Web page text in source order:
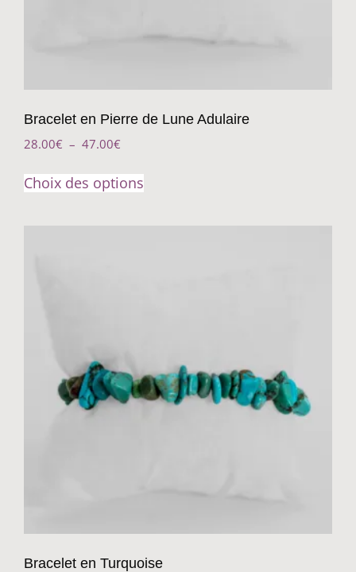
Bracelet en Pierre de Lune Adulaire
28.00€ – 47.00€
Choix des options
Bracelet en Turquoise